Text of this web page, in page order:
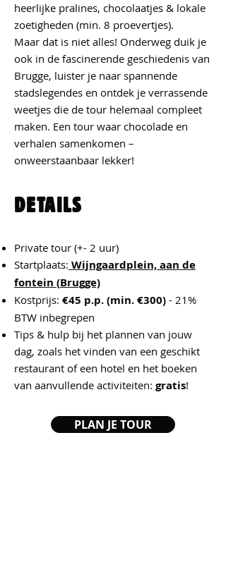
heerlijke pralines, chocolaatjes & lokale
zoetigheden (min. 8 proevertjes).
Maar dat is niet alles! Onderweg duik je
ook in de fascinerende geschiedenis van
Brugge, luister je naar spannende
stadslegendes en ontdek je verrassende
weetjes die de tour helemaal compleet
maken. Een tour waar chocolade en
verhalen samenkomen –
onweerstaanbaar lekker!
DETAILS
Private tour (+- 2 uur)
Startplaats: Wijngaardplein,aan de
fontein (Brugge)
Kostprijs: €45 p.p. (min. €300) - 21%
BTW inbegrepen
Tips & hulp bij het plannen van jouw
dag, zoals het vinden van een geschikt
restaurant of een hotel en het boeken
van aanvullende activiteiten: gratis!
PLAN JE TOUR